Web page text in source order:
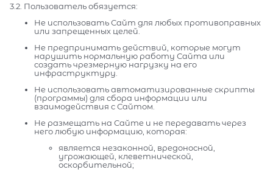
3.2. Пользователь обязуется:
Не использовать Сайт для любых противоправных
или запрещенных целей.
Не предпринимать действий, которые могут
нарушить нормальную работу Сайта или
создать чрезмерную нагрузку на его
инфраструктуру.
Не использовать автоматизированные скрипты
(программы) для сбора информации или
взаимодействия с Сайтом.
Не размещать на Сайте и не передавать через
него любую информацию, которая:
является незаконной, вредоносной,
угрожающей, клеветнической,
оскорбительной;